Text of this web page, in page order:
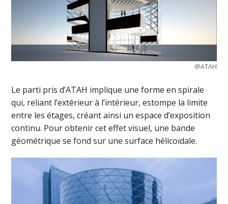
@ATAH
Le parti pris d’ATAH implique une forme en spirale
qui, reliant l’extérieur à l’intérieur, estompe la limite
entre les étages, créant ainsi un espace d’exposition
continu. Pour obtenir cet effet visuel, une bande
géométrique se fond sur une surface hélicoïdale.